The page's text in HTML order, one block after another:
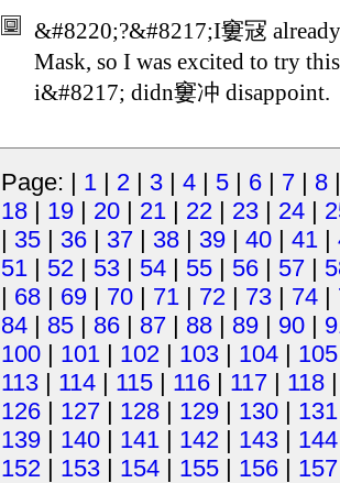
&#8220;?&#8217;I窶冦
Mask, so I was excited to try
i&#8217; didn窶冲 disappoint.
Page: | 1 | 2 | 3 | 4 | 5 | 6 | 7 | 8
18 | 19 | 20 | 21 | 22 | 23 | 24 |
| 35 | 36 | 37 | 38 | 39 | 40 | 41 |
51 | 52 | 53 | 54 | 55 | 56 | 57 |
| 68 | 69 | 70 | 71 | 72 | 73 | 74 |
84 | 85 | 86 | 87 | 88 | 89 | 90 |
100 | 101 | 102 | 103 | 104 | 105
113 | 114 | 115 | 116 | 117 | 118
126 | 127 | 128 | 129 | 130 | 131
139 | 140 | 141 | 142 | 143 | 144
152 | 153 | 154 | 155 | 156 | 157